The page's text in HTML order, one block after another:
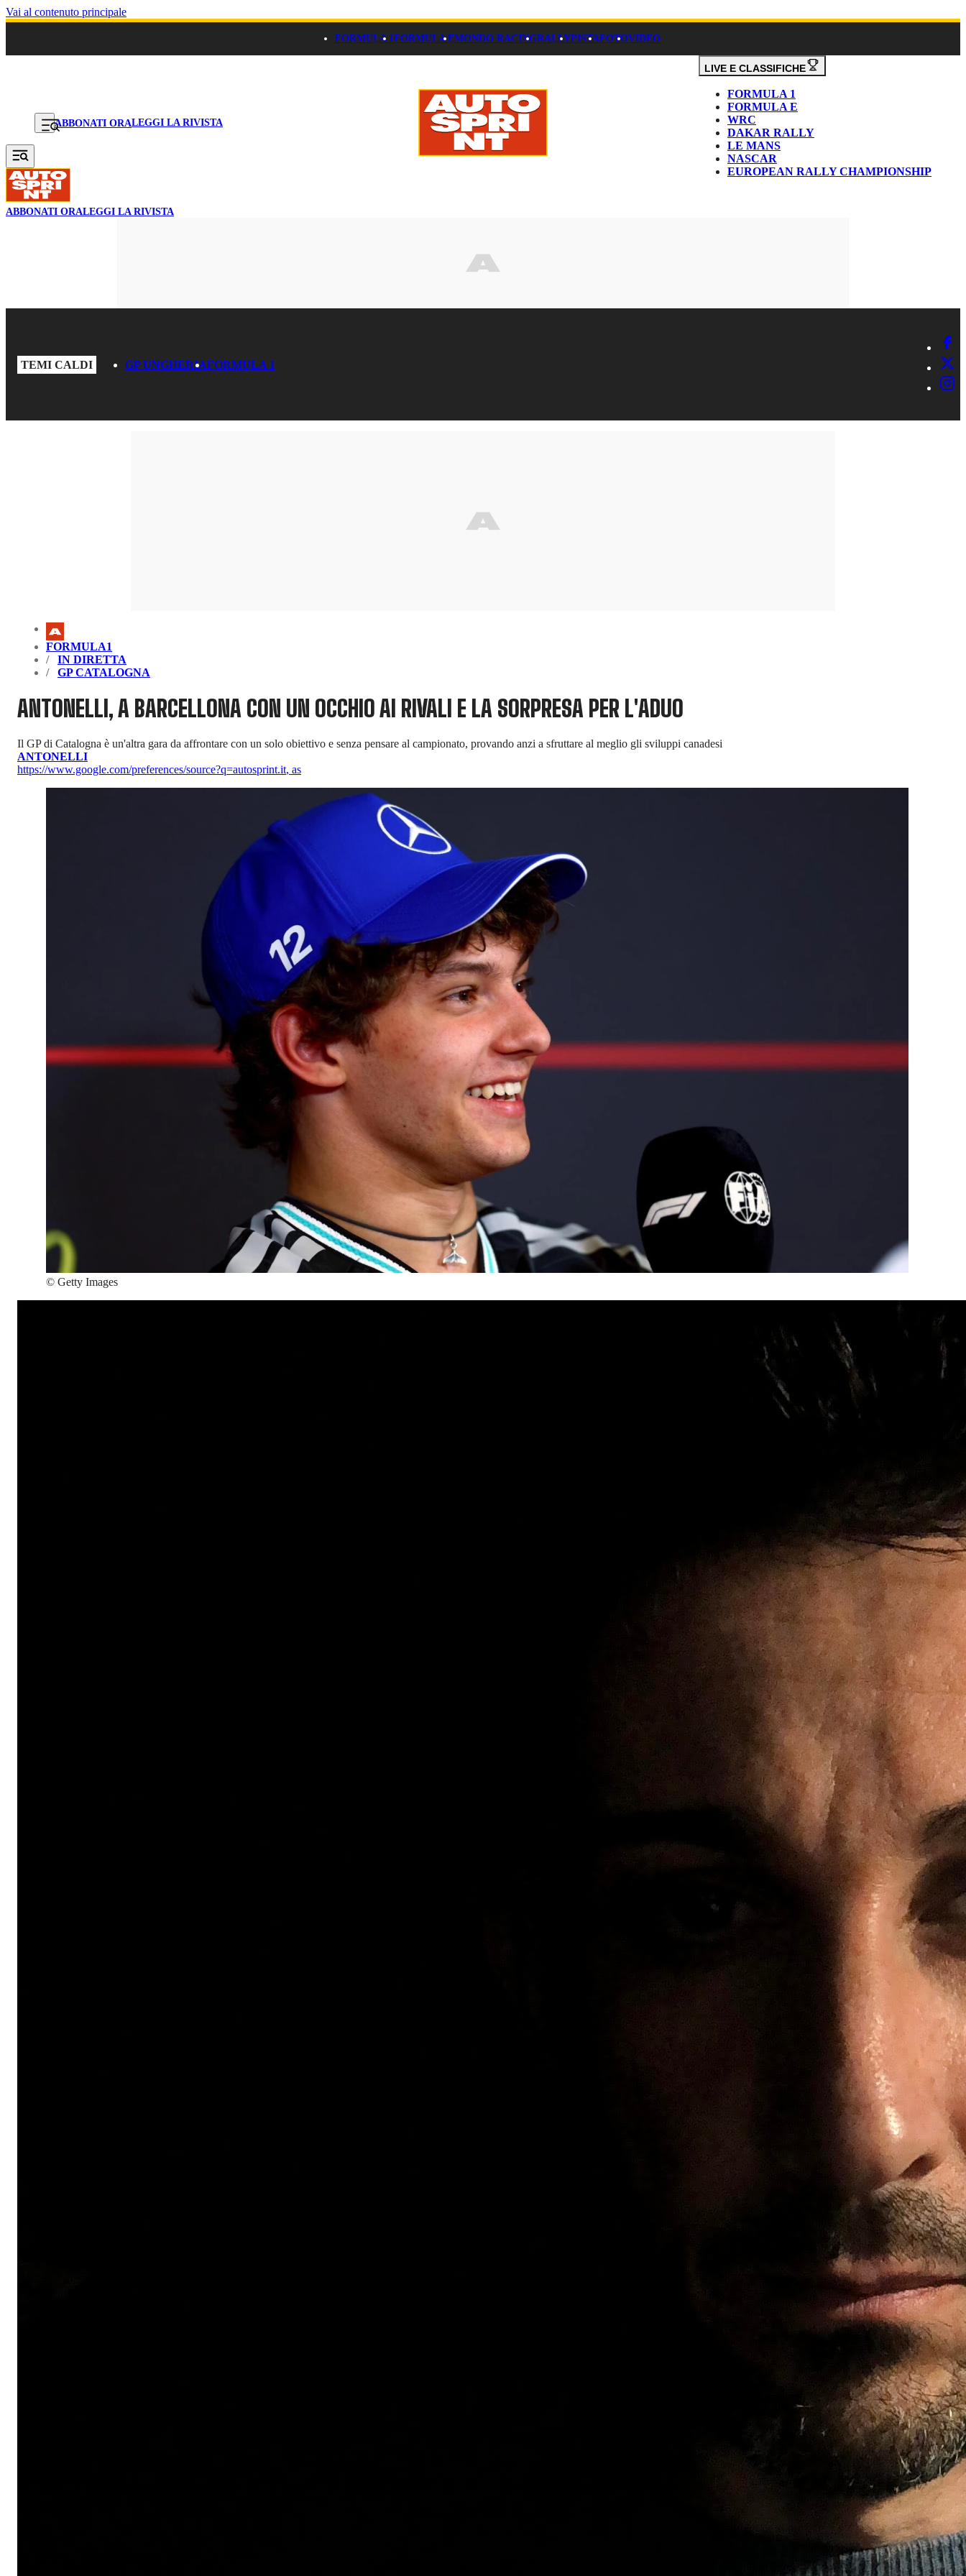
Vai al contenuto principale
FORMULA 1FORMULA EMONDO RACINGRALLYPISTAFOTOVIDEO
ABBONATI ORALEGGI LA RIVISTA
LIVE E CLASSIFICHE
FORMULA 1
FORMULA E
WRC
DAKAR RALLY
LE MANS
NASCAR
EUROPEAN RALLY CHAMPIONSHIP
ABBONATI ORALEGGI LA RIVISTA
TEMI CALDI GP UNGHERIAFORMULA 1
FORMULA1
IN DIRETTA
GP CATALOGNA
ANTONELLI, A BARCELLONA CON UN OCCHIO AI RIVALI E LA SORPRESA PER L'ADUO
Il GP di Catalogna è un'altra gara da affrontare con un solo obiettivo e senza pensare al campionato, provando anzi a sfruttare al meglio gli sviluppi canadesi
ANTONELLI
https://www.google.com/preferences/source?q=autosprint.it, as
© Getty Images